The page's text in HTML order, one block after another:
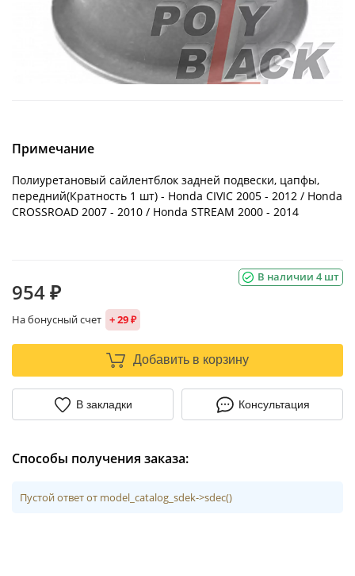
Примечание
Полиуретановый сайлентблок задней подвески, цапфы,
передний(Кратность 1 шт) - Honda CIVIC 2005 - 2012 / Honda
CROSSROAD 2007 - 2010 / Honda STREAM 2000 - 2014
В наличии 4 шт
954 ₽
На бонусный счет + 29 ₽
Добавить в корзину
В закладки Консультация
Способы получения заказа:
Пустой ответ от model_catalog_sdek->sdec()